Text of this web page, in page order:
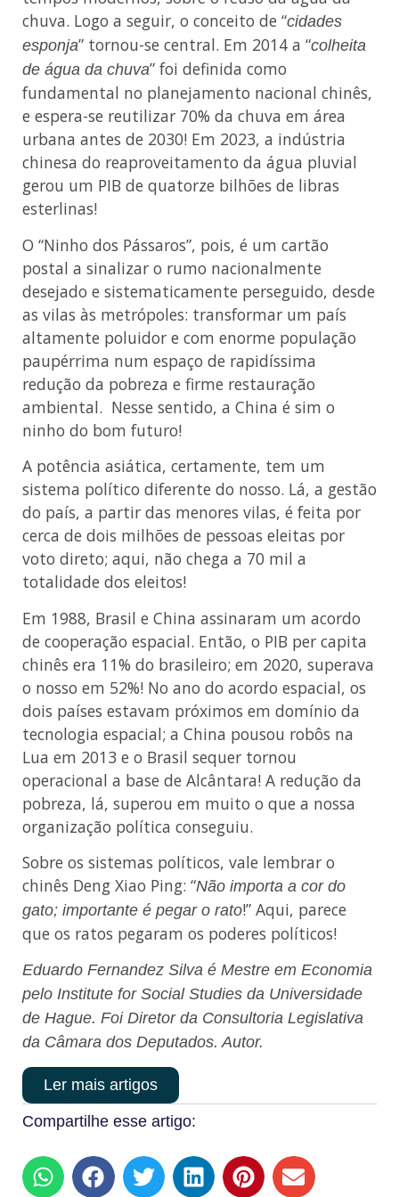
chuva. Logo a seguir, o conceito de “cidades
esponja” tornou-se central. Em 2014 a “colheita
de água da chuva” foi definida como
fundamental no planejamento nacional chinês,
e espera-se reutilizar 70% da chuva em área
urbana antes de 2030! Em 2023, a indústria
chinesa do reaproveitamento da água pluvial
gerou um PIB de quatorze bilhões de libras
esterlinas!
O “Ninho dos Pássaros”, pois, é um cartão
postal a sinalizar o rumo nacionalmente
desejado e sistematicamente perseguido, desde
as vilas às metrópoles: transformar um país
altamente poluidor e com enorme população
paupérrima num espaço de rapidíssima
redução da pobreza e firme restauração
ambiental. Nesse sentido, a China é sim o
ninho do bom futuro!
A potência asiática, certamente, tem um
sistema político diferente do nosso. Lá, a gestão
do país, a partir das menores vilas, é feita por
cerca de dois milhões de pessoas eleitas por
voto direto; aqui, não chega a 70 mil a
totalidade dos eleitos!
Em 1988, Brasil e China assinaram um acordo
de cooperação espacial. Então, o PIB per capita
chinês era 11% do brasileiro; em 2020, superava
o nosso em 52%! No ano do acordo espacial, os
dois países estavam próximos em domínio da
tecnologia espacial; a China pousou robôs na
Lua em 2013 e o Brasil sequer tornou
operacional a base de Alcântara! A redução da
pobreza, lá, superou em muito o que a nossa
organização política conseguiu.
Sobre os sistemas políticos, vale lembrar o
chinês Deng Xiao Ping: “Não importa a cor do
gato; importante é pegar o rato!” Aqui, parece
que os ratos pegaram os poderes políticos!
Eduardo Fernandez Silva é Mestre em Economia
pelo Institute for Social Studies da Universidade
de Hague. Foi Diretor da Consultoria Legislativa
da Câmara dos Deputados. Autor.
Ler mais artigos
Compartilhe esse artigo: